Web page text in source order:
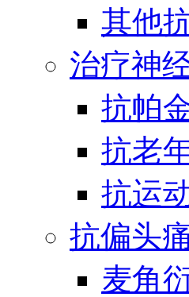
其他
治疗神
抗帕
抗老
抗运
抗偏头
麦角